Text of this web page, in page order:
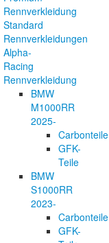
Rennverkleidung
Standard
Rennverkleidungen
Alpha-
Racing
Rennverkleidung
BMW
M1000RR
2025-
Carbonteile
GFK-
Teile
BMW
S1000RR
2023-
Carbonteile
GFK-